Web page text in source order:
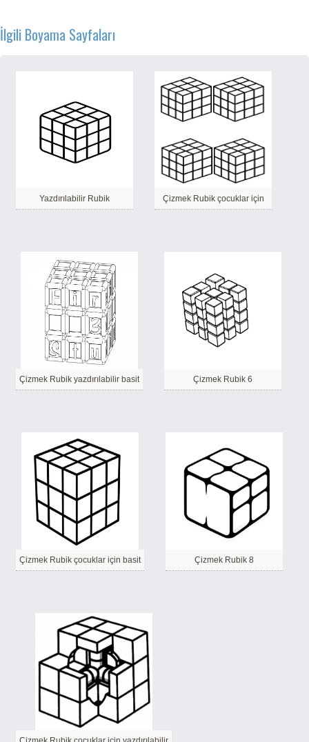
İlgili Boyama Sayfaları
Yazdırılabilir Rubik Çizmek Rubik çocuklar için
Çizmek Rubik yazdırılabilir basit Çizmek Rubik 6
Çizmek Rubik çocuklar için basit Çizmek Rubik 8